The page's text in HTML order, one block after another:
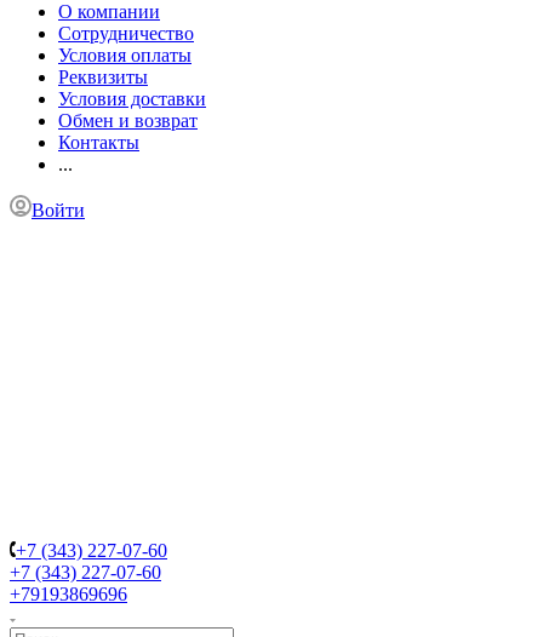
О компании
Сотрудничество
Условия оплаты
Реквизиты
Условия доставки
Обмен и возврат
Контакты
...
Войти
+7 (343) 227-07-60
+7 (343) 227-07-60
+79193869696